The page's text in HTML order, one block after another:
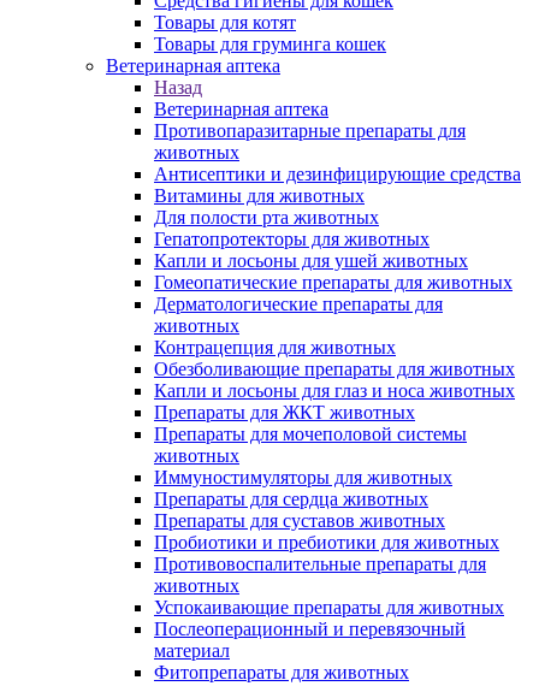
Товары для котят
Товары для груминга кошек
Ветеринарная аптека
Назад
Ветеринарная аптека
Противопаразитарные препараты для
животных
Антисептики и дезинфицирующие средства
Витамины для животных
Для полости рта животных
Гепатопротекторы для животных
Капли и лосьоны для ушей животных
Гомеопатические препараты для животных
Дерматологические препараты для
животных
Контрацепция для животных
Обезболивающие препараты для животных
Капли и лосьоны для глаз и носа животных
Препараты для ЖКТ животных
Препараты для мочеполовой системы
животных
Иммуностимуляторы для животных
Препараты для сердца животных
Препараты для суставов животных
Пробиотики и пребиотики для животных
Противовоспалительные препараты для
животных
Успокаивающие препараты для животных
Послеоперационный и перевязочный
материал
Фитопрепараты для животных